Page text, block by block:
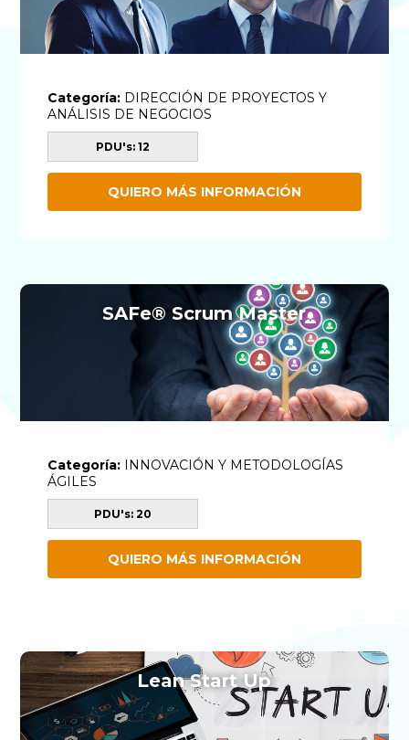
Categoría: DIRECCIÓN DE PROYECTOS Y
ANÁLISIS DE NEGOCIOS
PDU's: 12
QUIERO MÁS INFORMACIÓN
SAFe® Scrum Master
Categoría: INNOVACIÓN Y METODOLOGÍAS
ÁGILES
PDU's: 20
QUIERO MÁS INFORMACIÓN
Lean Start Up